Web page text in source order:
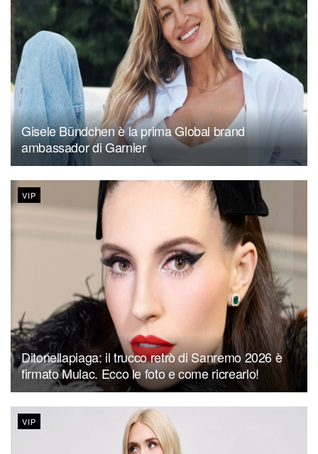
Gisele Bündchen è la prima Global brand
ambassador di Garnier
VIP
Ditonellapiaga: il trucco retrò di Sanremo 2026 è
firmato Mulac. Ecco le foto e come ricrearlo!
VIP